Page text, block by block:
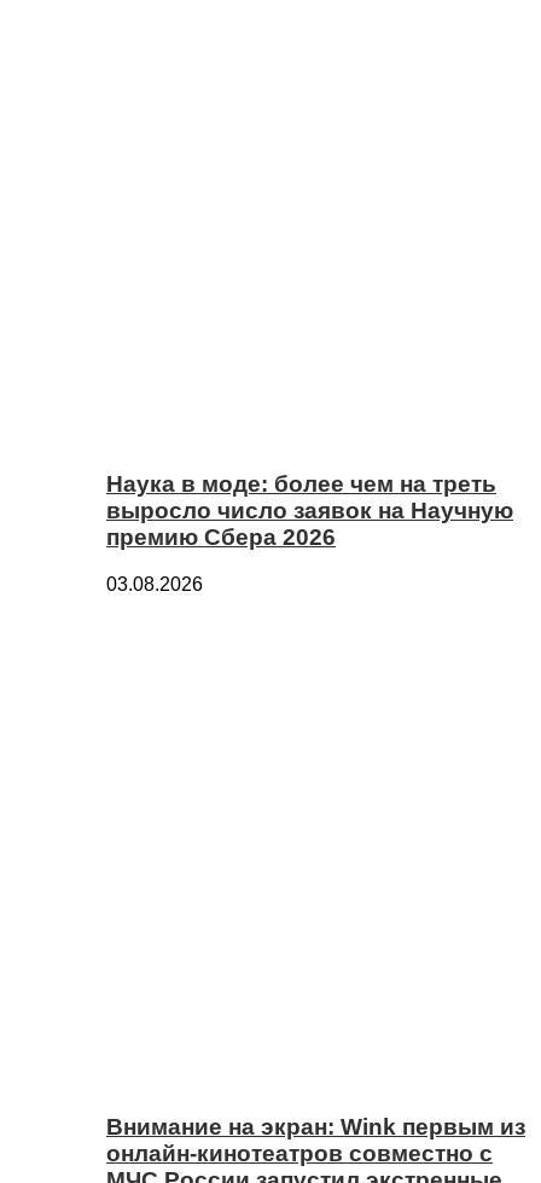
Наука в моде: более чем на треть
выросло число заявок на Научную
премию Сбера 2026
03.08.2026
Внимание на экран: Wink первым из
онлайн-кинотеатров совместно с